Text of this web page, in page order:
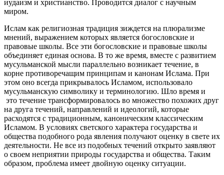
иудаизм и христианство. Проводится диалог с научным
миром.
Ислам как религиозная традиция зиждется на плюрализме
мнений, выражением которых является богословские и
правовые школы. Все эти богословские и правовые школы
объединяет единая основа. В то же время, вместе с развитием
мусульманской мысли параллельно возникает течение, в
корне противоречащим принципам и канонам Ислама. При
этом оно всегда прикрывалось Исламом, использовало
мусульманскую символику и терминологию. Шло время и
это течение трансформировалось во множество похожих друг
на друга течений, направлений и идеологий, которые
расходятся с традиционным, каноническим классическим
Исламом. В условиях светского характера государства и
общества подобного рода явления получают оценку в свете их
деятельности. Не все из подобных течений открыто заявляют
о своем неприятии природы государства и общества. Таким
образом, проблема имеет двойную оценку ситуации.